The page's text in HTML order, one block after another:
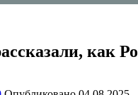
как